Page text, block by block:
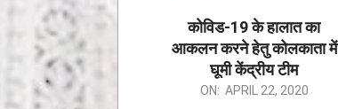
कोविड-19 के हालात का
आकलन करने हेतु कोलकाता में
घूमी केंद्रीय टीम
ON: APRIL 22, 2020